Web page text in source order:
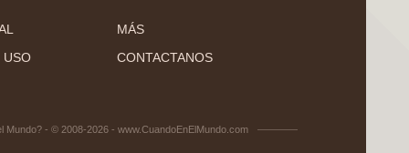
MÁS
USO
CONTACTANOS
Mundo? - © 2008-2026 - www.CuandoEnElMundo.com